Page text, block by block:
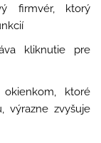
firmvér, ktorý
kliknutie pre
ktoré
výrazne zvyšuje